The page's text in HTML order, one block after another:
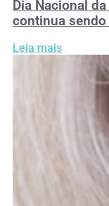
Dia Nacional
continua
Leia mais